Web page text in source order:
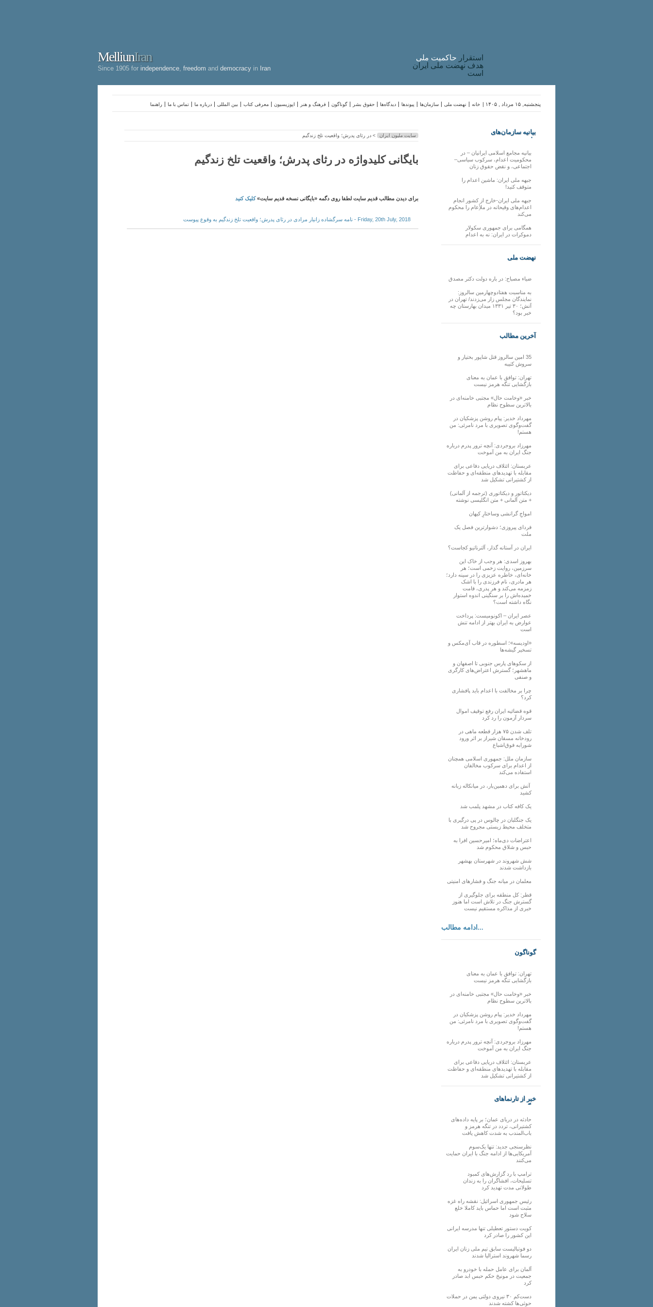
MelliunIran
Since 1905 for independence freedom and democracy in Iran
استقرار حاکميت ملی
هدف نهضت ملی ایران
است
راهنما تماس با ما درباره ما بین المللی معرفی کتاب اپوزیسیون فرهنگ و هنر گوناگون حقوق بشر دیدگاه‌ها پیوندها سازمان‌ها نهضت ملی خانه پنجشنبه, ۱۵ مرداد , ۱۴۰۵ |
سایت ملیون ایران > در رثای پدرش؛ واقعیت تلخ زندگیم
بایگانی کلیدواژه در رثای پدرش؛ واقعیت تلخ زندگیم
برای دیدن مطالب قدیم سایت لطفا روی دگمه «بایگانی نسخه قدیم سایت»کلیک کنید
Friday, 20th July, 2018 - نامه سرگشاده زانیار مرادی در رثای پدرش؛ واقعیت تلخ زندگیم به وقوع پیوست
بیانیه سازمان‌های
ملی
بیانیه مجامع اسلامی ایرانیان – در
محکومیت اعدام، سرکوب سیاسی–
اجتماعی، و نقض حقوق زنان
جبهه ملی ایران: ماشین اعدام را
متوقف کنید!
جبهه ملی ایران-خارج از کشور انجام
اعدام‌های وقیحانه در ملأِعام را محکوم
می‌کند
همگامی برای جمهوری سکولار
دموکرات در ایران: نه به اعدام
نهضت ملی
ضیاء مصباح: در باره دولت دکتر مصدق
به مناسبت هفتادوچهارمین سالروز:
نمایندگان مجلس زار می‌زدند/ تهران در
آتش؛ ۳۰ تیر ۱۳۳۱ میدان بهارستان چه
خبر بود؟
آخرین مطالب
35 امین سالروز قتل شاپور بختیار و
سروش کتیبه
تهران: توافق با عمان به معنای
بازگشایی تنگه هرمز نیست
خبر «وخامت حال» مجتبی خامنه‌ای در
بالاترین سطوح نظام
مهرداد خدیر: پیام روشن پزشکیان در
گفت‌و‌گوی تصویری با مرد نامرئی: من
هستم!
مهرزاد بروجردی: آنچه ترور پدرم درباره
جنگ ایران به من آموخت
عربستان: ائتلاف دریایی دفاعی برای
مقابله با تهدیدهای منطقه‌ای و حفاظت
از کشتیرانی تشکیل شد
دیکتاتور و دیکتاتوری (ترجمه از آلمانی)
+ متن آلمانی + متن انگلیسی نوشته
‌امواجِ گرانشی وساختارِ کیهان
فردای پیروزی؛ دشوارترین فصل یک
ملت
ایران در آستانه گذار، آلترناتیو کجاست؟
بهروز اسدی: هر وجب از خاک‌ این
سرزمین، روایت زخمی است؛ هر
خانه‌ای، خاطره عزیزی را در سینه دارد؛
هر مادری، نام فرزندی را با اشک
زمزمه می‌کند و هر پدری، قامت
خمیده‌اش را بر سنگینی اندوه استوار
نگاه داشته است؟
عصر ایران – اکونومیست: پرداخت
عوارض به ایران بهتر از ادامه تنش
است
«اودیسه»؛ اسطوره در قاب آی‌مکس و
تسخیر گیشه‌ها
از سکوهای پارس جنوبی تا اصفهان و
ماهشهر؛ گسترش اعتراض‌های کارگری
و صنفی
چرا بر مخالفت با اعدام باید پافشاری
کرد؟
قوه قضائیه ایران رفع توقیف اموال
سردار آزمون را رد کرد
تلف شدن ۷۵ هزار قطعه ماهی در
رودخانه مسقان شیراز بر اثر ورود
شورابه فوق‌اشباع
سازمان ملل: جمهوری اسلامی همچنان
از اعدام برای سرکوب مخالفان
استفاده می‌کند
آتش برای دهمین‌بار، در میانکاله زبانه
کشید
یک کافه کتاب در مشهد پلمب شد
یک جنگلبان در چالوس در پی درگیری با
متخلف محیط زیستی مجروح شد
اعتراضات دی‌ماه؛ امیرحسین افرا به
حبس و شلاق محکوم شد
شش شهروند در شهرستان بهشهر
بازداشت شدند
معلمان در میانه جنگ و فشارهای امنیتی
قطر: کل منطقه برای جلوگیری از
گسترش جنگ در تلاش است اما هنوز
خبری از مذاکره مستقیم نیست
ادامه مطالب...
گوناگون
تهران: توافق با عمان به معنای
بازگشایی تنگه هرمز نیست
خبر «وخامت حال» مجتبی خامنه‌ای در
بالاترین سطوح نظام
مهرداد خدیر: پیام روشن پزشکیان در
گفت‌و‌گوی تصویری با مرد نامرئی: من
هستم!
مهرزاد بروجردی: آنچه ترور پدرم درباره
جنگ ایران به من آموخت
عربستان: ائتلاف دریایی دفاعی برای
مقابله با تهدیدهای منطقه‌ای و حفاظت
از کشتیرانی تشکیل شد
خبر از تارنماهای
دیگر
حادثه در دریای عمان؛ بر پایه داده‌های
کشتیرانی، تردد در تنگه هرمز و
باب‌المندب به شدت کاهش یافت
نظرسنجی جدید: تنها یک‌سوم
آمریکایی‌ها از ادامه جنگ با ایران حمایت
می‌کنند
ترامپ با رد گزارش‌های کمبود
تسلیحات، افشاگران را به زندان
طولانی مدت تهدید کرد
رئیس‌ جمهوری اسرائیل: نقشه راه غزه
مثبت است اما حماس باید کاملا خلع
سلاح شود
کویت دستور تعطیلی تنها مدرسه ایرانی
این کشور را صادر کرد
دو فوتبالیست سابق تیم ملی زنان ایران
رسما شهروند استرالیا شدند
آلمان برای عامل حمله با خودرو به
جمعیت در مونیخ حکم حبس ابد صادر
کرد
دست‌کم ۳۰ نیروی دولتی یمن در حملات
حوثی‌ها کشته شدند